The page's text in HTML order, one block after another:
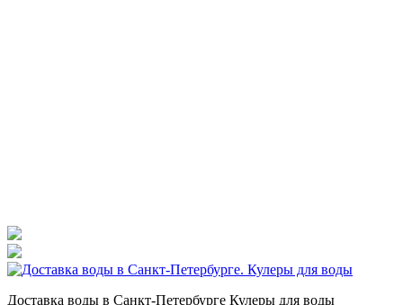
Доставка воды в Санкт-Петербурге Кулеры для воды